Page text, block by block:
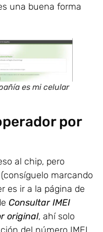
una buena forma
es mi celular
por
al chip, pero
marcando
es ir a la página de
Consultar IMEI
original, ahí solo